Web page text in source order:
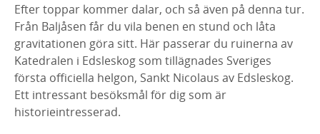
Efter toppar kommer dalar, och så även på denna tur.
Från Baljåsen får du vila benen en stund och låta
gravitationen göra sitt. Här passerar du ruinerna av
Katedralen i Edsleskog som tillägnades Sveriges
första officiella helgon, Sankt Nicolaus av Edsleskog.
Ett intressant besöksmål för dig som är
historieintresserad.